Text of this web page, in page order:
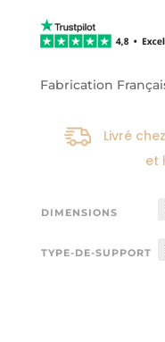
Fabrication
Livré
et
DIMENSIONS
TYPE-DE-SUPPORT